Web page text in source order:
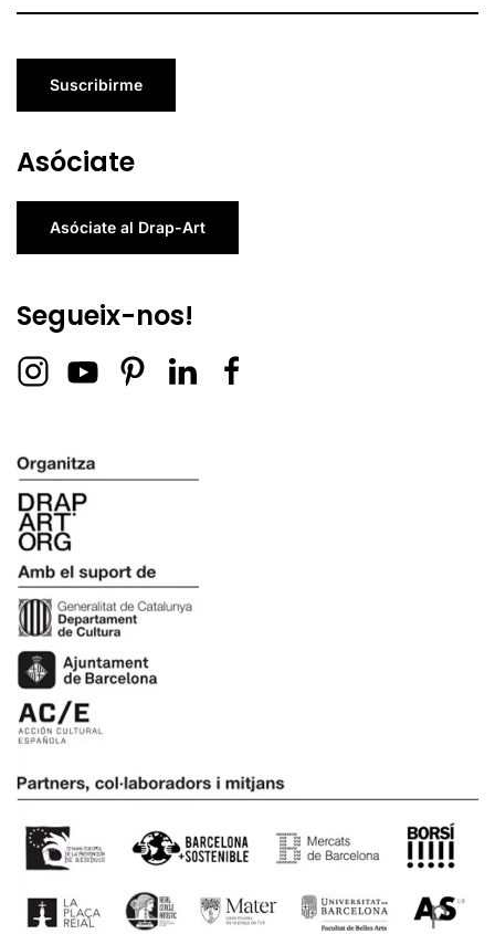
Suscribirme
Asóciate
Asóciate al Drap-Art
Segueix-nos!